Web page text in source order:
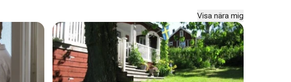
Visa nära mig